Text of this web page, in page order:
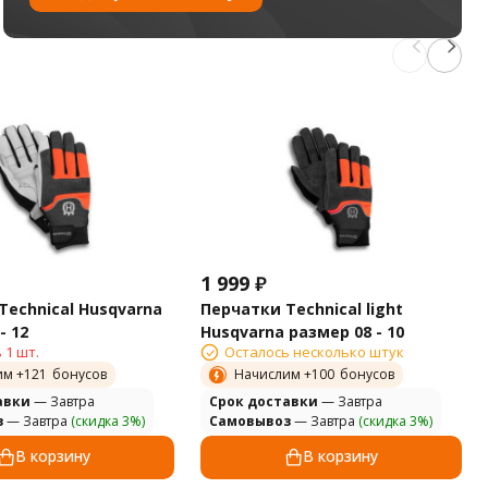
Husqvarna
12
1 шт.
+121 бонусов
— Завтра
— Завтра (скидка 3%)
В корзину
1 999 ₽
Перчатки Technical light
Husqvarna размер 08 - 10
Осталось несколько штук
Начислим +100 бонусов
Cрок доставки — Завтра
Самовывоз— Завтра (скидка 3%)
В корзину